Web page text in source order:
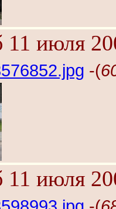
11 июля
-(
11 июля